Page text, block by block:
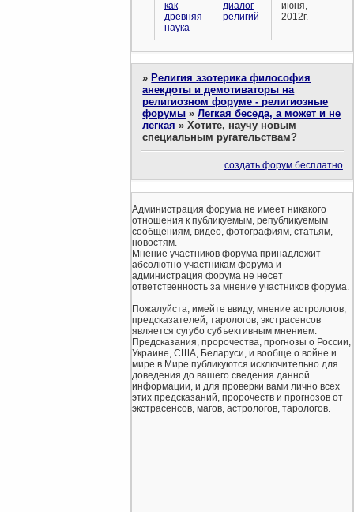
как
древняя
наука
диалог
религий
июня,
2012г.
» Религия эзотерика философия
анекдоты и демотиваторы на
религиозном форуме - религиозные
форумы »Легкая беседа, а может и не
легкая »Хотите, научу новым
специальным ругательствам?
создать форум бесплатно
Администрация форума не имеет никакого
отношения к публикуемым, републикуемым
сообщениям, видео, фотографиям, статьям,
новостям.
Мнение участников форума принадлежит
абсолютно участникам форума и
администрация форума не несет
ответственность за мнение участников форума.
Пожалуйста, имейте ввиду, мнение астрологов,
предсказателей, тарологов, экстрасенсов
является сугубо субъективным мнением.
Предсказания, пророчества, прогнозы о России,
Украине, США, Беларуси, и вообще о войне и
мире в Мире публикуются исключительно для
доведения до вашего сведения данной
информации, и для проверки вами лично всех
этих предсказаний, пророчеств и прогнозов от
экстрасенсов, магов, астрологов, тарологов.